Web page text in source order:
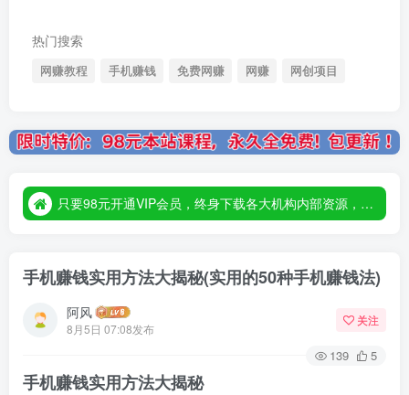
热门搜索
网赚教程 手机赚钱 免费网赚 网赚 网创项目
只要98元开通VIP会员，终身下载各大机构内部资源，一站式草根创业基地，最新最强网赚教程大全，小投入，大回报！
只要98元开通VIP会员，终身下载各大机构内部资源，一站式草根创业基地，最新最强网赚教程大全，小投入，大回报！
手机赚钱实用方法大揭秘(实用的50种手机赚钱法)
阿风
8月5日 07:08发布
关注
139 5
手机赚钱实用方法大揭秘